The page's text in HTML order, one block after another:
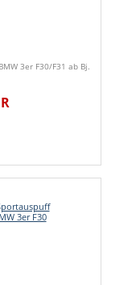
3er F30/F31 ab Bj.